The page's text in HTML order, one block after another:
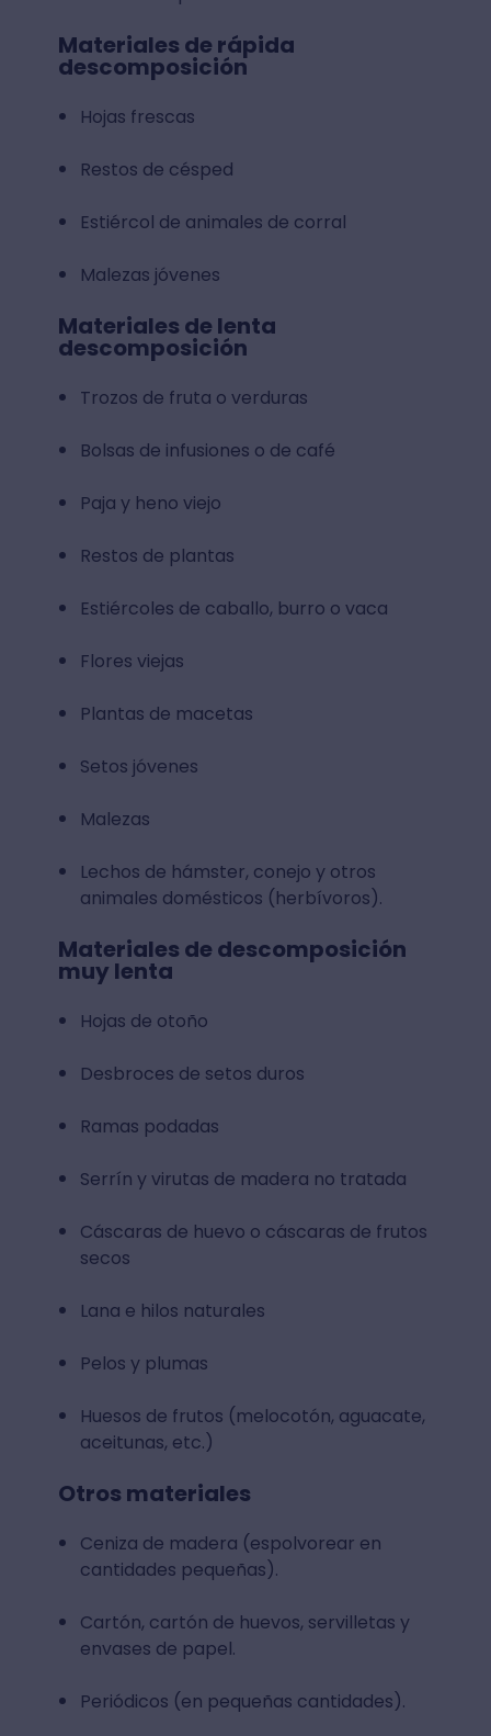
Materiales de rápida
descomposición
Hojas frescas
Restos de césped
Estiércol de animales de corral
Malezas jóvenes
Materiales de lenta
descomposición
Trozos de fruta o verduras
Bolsas de infusiones o de café
Paja y heno viejo
Restos de plantas
Estiércoles de caballo, burro o vaca
Flores viejas
Plantas de macetas
Setos jóvenes
Malezas
Lechos de hámster, conejo y otros
animales domésticos (herbívoros).
Materiales de descomposición
muy lenta
Hojas de otoño
Desbroces de setos duros
Ramas podadas
Serrín y virutas de madera no tratada
Cáscaras de huevo o cáscaras de frutos
secos
Lana e hilos naturales
Pelos y plumas
Huesos de frutos (melocotón, aguacate,
aceitunas, etc.)
Otros materiales
Ceniza de madera (espolvorear en
cantidades pequeñas).
Cartón, cartón de huevos, servilletas y
envases de papel.
Periódicos (en pequeñas cantidades).